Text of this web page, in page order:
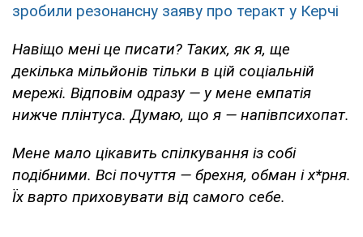
зробили резонансну заяву про теракт у Керчі
Навіщо мені це писати? Таких, як я, ще
декілька мільйонів тільки в цій соціальній
мережі. Відповім одразу — у мене емпатія
нижче плінтуса. Думаю, що я — напівпсихопат.
Мене мало цікавить спілкування із собі
подібними. Всі почуття — брехня, обман і х*рня.
Їх варто приховувати від самого себе.